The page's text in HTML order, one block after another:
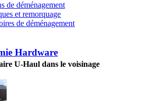
de déménagement
et remorquage
de déménagement
Hardware
U-Haul dans le voisinage